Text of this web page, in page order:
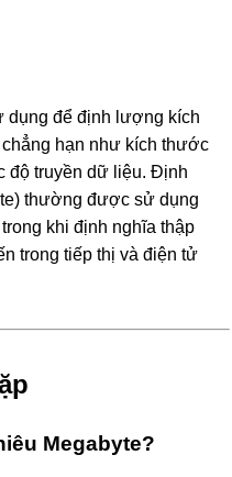
dụng để định lượng kích
hạn như kích thước
độ truyền dữ liệu. Định
thường được sử dụng
khi định nghĩa thập
trong tiếp thị và điện tử
Megabyte?